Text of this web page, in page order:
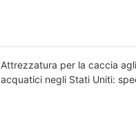
Attrezzatura per la caccia
acquatici negli Stati Uniti: